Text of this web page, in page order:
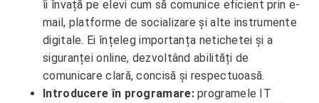
îi învață pe elevi cum să comunice eficient prin e-
mail, platforme de socializare și alte instrumente
digitale. Ei înțeleg importanța netichetei și a
siguranței online, dezvoltând abilități de
comunicare clară, concisă și respectuoasă.
Introducere în programare:programele IT